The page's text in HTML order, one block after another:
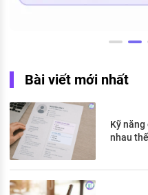
Bài viết mới nhất
Kỹ
nhau